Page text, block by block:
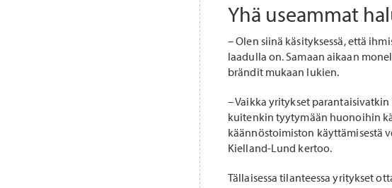
Yhä useammat
– Olen siinä käsityksessä, että
laadulla on. Samaan aikaan
brändit mukaan lukien.
– Vaikka yritykset
kuitenkin tyytymään huonoihin
käännöstoimiston käyttämisestä
Kielland-Lund kertoo.
Tällaisessa tilanteessa yritykset